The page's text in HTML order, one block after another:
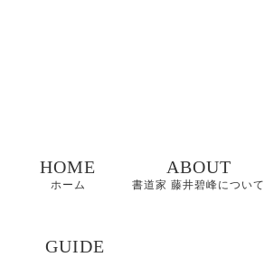
HOME
ホーム
ABOUT
書道家 藤井碧峰について
GUIDE